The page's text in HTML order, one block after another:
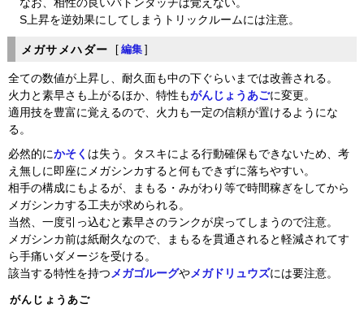
なお、相性の良いバトンタッチは覚えない。
S上昇を逆効果にしてしまうトリックルームには注意。
メガサメハダー [ 編集 ]
全ての数値が上昇し、耐久面も中の下ぐらいまでは改善される。
火力と素早さも上がるほか、特性もがんじょうあごに変更。
適用技を豊富に覚えるので、火力も一定の信頼が置けるようにな
る。
必然的にかそく は失う。タスキによる行動確保もできないため、考
え無しに即座にメガシンカすると何もできずに落ちやすい。
相手の構成にもよるが、まもる・みがわり等で時間稼ぎをしてから
メガシンカする工夫が求められる。
当然、一度引っ込むと素早さのランクが戻ってしまうので注意。
メガシンカ前は紙耐久なので、まもるを貫通されると軽減されてす
ら手痛いダメージを受ける。
該当する特性を持つメガゴルーグやメガドリュウズには要注意。
がんじょうあご